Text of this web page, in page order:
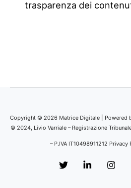
trasparenza dei
Copyright © 2026 Matrice Digitale | Powered
© 2024, Livio Varriale – Registrazione
– P.IVA IT10498911212 Privacy